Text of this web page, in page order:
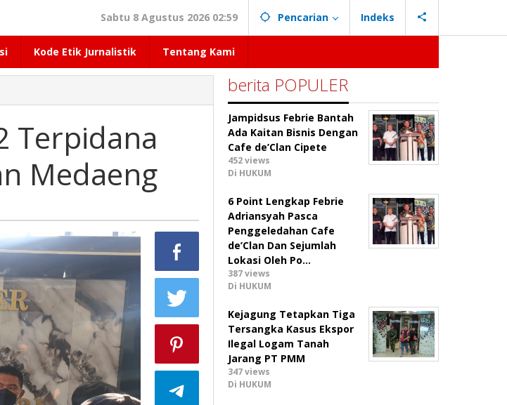
Sabtu 8 Agustus 2026 02:59 Pencarian Indeks
Kode Etik Jurnalistik Tentang Kami
Terpidana
Medaeng
berita POPULER
Jampidsus Febrie Bantah
Ada Kaitan Bisnis Dengan
Cafe de’Clan Cipete
452 views
Di HUKUM
6 Point Lengkap Febrie
Adriansyah Pasca
Penggeledahan Cafe
de’Clan Dan Sejumlah
Lokasi Oleh Po…
387 views
Di HUKUM
Kejagung Tetapkan Tiga
Tersangka Kasus Ekspor
Ilegal Logam Tanah
Jarang PT PMM
347 views
Di HUKUM